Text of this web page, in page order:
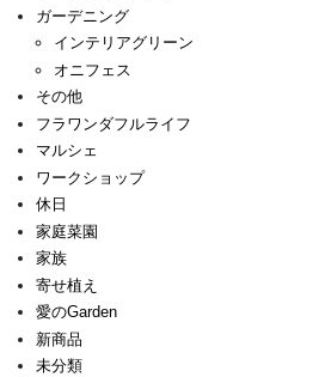
ガーデニング
インテリアグリーン
オニフェス
その他
フラワンダフルライフ
マルシェ
ワークショップ
休日
家庭菜園
家族
寄せ植え
愛のGarden
新商品
未分類